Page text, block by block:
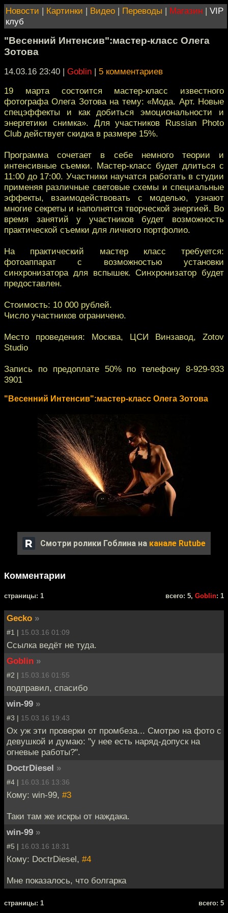
Новости | Картинки | Видео | Переводы | Магазин | VIP
клуб
"Весенний Интенсив":мастер-класс Олега
Зотова
14.03.16 23:40 | Goblin | 5 комментариев
19 марта состоится мастер-класс известного
фотографа Олега Зотова на тему: «Мода. Арт. Новые
спецэффекты и как добиться эмоциональности и
энергетики снимка». Для участников Russian Photo
Club действует cкидка в размере 15%.
Программа сочетает в себе немного теории и
интенсивные съемки. Мастер-класс будет длиться с
11:00 до 17:00. Участники научатся работать в студии
применяя различные световые схемы и специальные
эффекты, взаимодействовать с моделью, узнают
многие секреты и наполнятся творческой энергией. Во
время занятий у участников будет возможность
практической съемки для личного портфолио.
На практический мастер класс требуется:
фотоаппарат с возможностью установки
синхронизатора для вспышек. Синхронизатор будет
предоставлен.
Стоимость: 10 000 рублей.
Число участников ограничено.
Место проведения: Москва, ЦСИ Винзавод, Zotov
Studio
Запись по предоплате 50% по телефону 8-929-933
3901
"Весенний Интенсив":мастер-класс Олега Зотова
Смотри ролики Гоблина на канале Rutube
Комментарии
cтраницы: 1 всего: 5, Goblin: 1
Gecko »
#1 | 15.03.16 01:09
Ссылка ведёт не туда.
Goblin »
#2 | 15.03.16 01:55
подправил, спасибо
win-99 »
#3 | 15.03.16 19:43
Ох уж эти проверки от промбеза... Смотрю на фото с
девушкой и думаю: "у нее есть наряд-допуск на
огневые работы?".
DoctrDiesel »
#4 | 16.03.16 13:36
Кому: win-99, #3
Таки там же искры от наждака.
win-99 »
#5 | 16.03.16 18:31
Кому: DoctrDiesel, #4
Мне показалось, что болгарка
cтраницы: 1 всего: 5